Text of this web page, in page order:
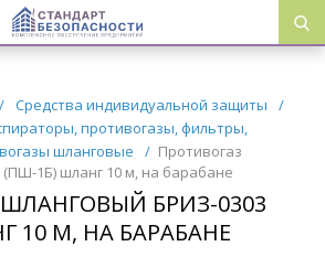
/ Средства индивидуальной защиты
/
противогазы, фильтры,
шланговые / Противогаз
1Б) шланг 10 м, на барабане
БРИЗ-0303
10 М, НА БАРАБАНЕ